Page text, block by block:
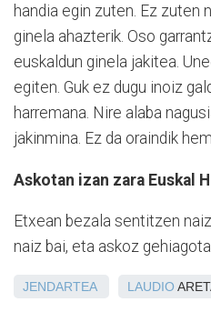
handia egin zuten. Ez zuten
ginela ahazterik. Oso
euskaldun ginela jakitea.
egiten. Guk ez dugu inoiz
harremana. Nire alaba
jakinmina. Ez da oraindik
Askotan izan zara Euskal
Etxean bezala sentitzen
naiz bai, eta askoz
JENDARTEA LAUDIO